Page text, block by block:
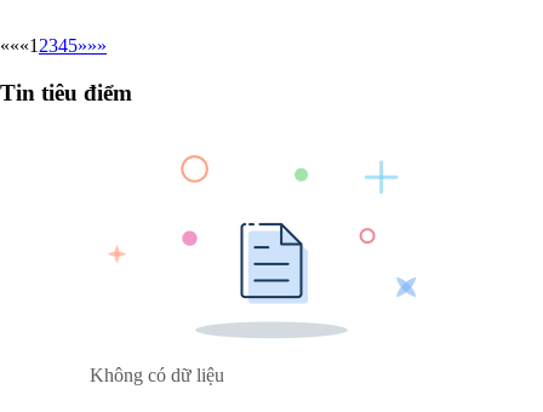
«««1 2345»»»
Tin tiêu điểm
Không có dữ liệu